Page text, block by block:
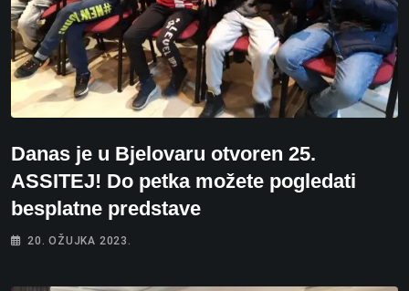
Danas je u Bjelovaru otvoren 25.
ASSITEJ! Do petka možete pogledati
besplatne predstave
20. OŽUJKA 2023.